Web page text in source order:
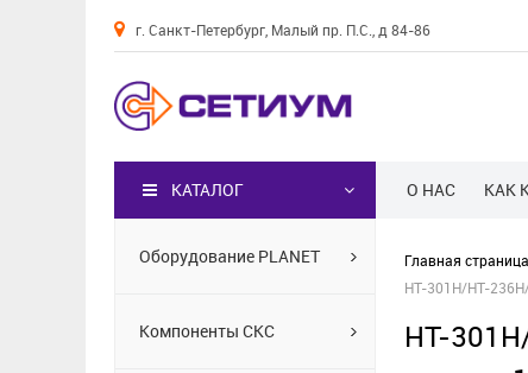
г. Санкт-Петербург, Малый пр. П.С., д 84-86
О НАС КАК
КАТАЛОГ
Оборудование PLANET
Компоненты СКС
Главная страница
HT-301H/HT-
HT-